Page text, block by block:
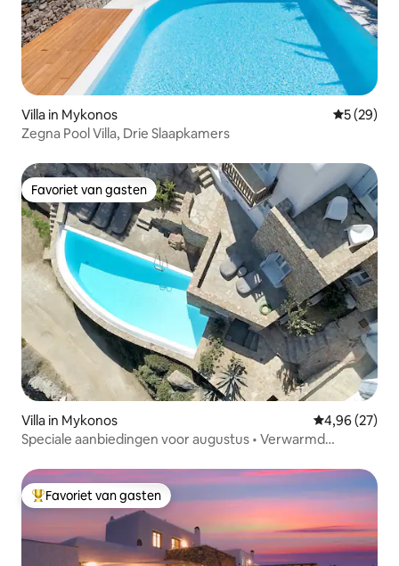
Villa in Mykonos
5 (29)
Zegna Pool Villa, Drie Slaapkamers
Favoriet van gasten
Favoriet van gasten
Villa in Mykonos Gemiddelde
4,96 (27)
Speciale aanbiedingen voor augustus • Verwarmd
Topfavoriet van gasten
Favoriet van gasten